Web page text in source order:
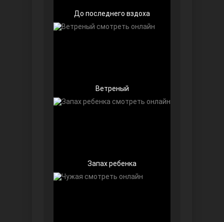
Девушка за стеклом
До последнего вздоха
Ветреный
Запах ребенка